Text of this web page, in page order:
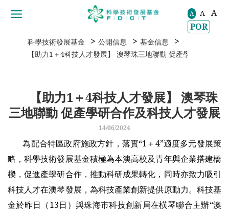
移動到内容區域 A A
A
POR
科學技術發展基金 > 公開信息 > 基金信息 >
【助力1＋4科技人才發展】 澳琴珠三地聯動 促產學研合作及科
【助力1＋4科技人才發展】 澳琴珠
三地聯動 促產學研合作及科技人才發展
14/06/2024
為配合特區政府施政方針，落實“1＋4”適度多元發展策
略，科學技術發展基金積極為本澳高校及青年與企業搭建橋
樑，促進產學研合作，推動科研成果轉化，同時亦致力吸引
科技人才在澳琴發展，為科技產業創新提供原動力。科技基
金於昨日（13日）與珠海市科技創新局在橫琴聯合主辦“澳